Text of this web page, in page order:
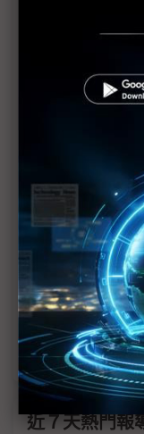
台灣森那美起亞
2024半導體景
AI伺服器2024
望緩解
從「中國製造
Chowdhry看好
台灣經驗+印度
續推AI民主化
近７天熱門報